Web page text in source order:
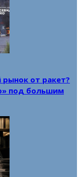
от ракет?
под большим